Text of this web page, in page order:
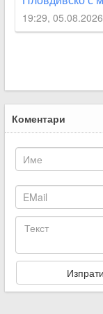
кантар
19:29, 05.08.2026
Коментари